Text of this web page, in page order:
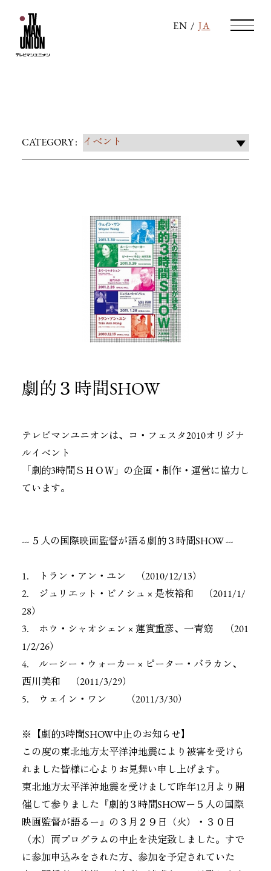
EN / JA
劇的３時間SHOW
テレビマンユニオンは、コ・フェスタ2010オリジナ
ルイベント
「劇的3時間ＳＨＯＷ」の企画・制作・運営に協力し
ています。
--- ５人の国際映画監督が語る劇的３時間SHOW ---
1. トラン・アン・ユン （2010/12/13）
2. ジュリエット・ビノシュ × 是枝裕和 （2011/1/
28）
3. ホウ・シャオシェン × 蓮實重彦、一青窈 （201
1/2/26）
4. ルーシー・ウォーカー × ピーター・バラカン、
西川美和 （2011/3/29）
5. ウェイン・ワン （2011/3/30）
※【劇的3時間SHOW中止のお知らせ】
この度の東北地方太平洋沖地震により被害を受けら
れました皆様に心よりお見舞い申し上げます。
東北地方太平洋沖地震を受けまして昨年12月より開
催して参りました『劇的３時間SHOWー５人の国際
映画監督が語るー』の３月２９日（火）・３０日
（水）両プログラムの中止を決定致しました。すで
に参加申込みをされた方、参加を予定されていた